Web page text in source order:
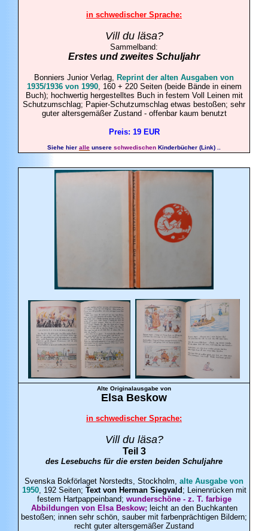
in schwedischer Sprache:
Vill du läsa?
Sammelband:
Erstes und zweites Schuljahr
Bonniers Junior Verlag, Reprint der alten Ausgaben von
1935/1936 von 1990, 160 + 220 Seiten (beide Bände in einem
Buch); hochwertig hergestelltes Buch in festem Voll Leinen mit
Schutzumschlag; Papier-Schutzumschlag etwas bestoßen; sehr
guter altersgemäßer Zustand - offenbar kaum benutzt
Preis: 19 EUR
Siehe hier alle unsere schwedischen Kinderbücher (Link) ..
Alte Originalausgabe von
Elsa Beskow
in schwedischer Sprache:
Vill du läsa?
Teil 3
des Lesebuchs für die ersten beiden Schuljahre
Svenska Bokförlaget Norstedts, Stockholm, alte Ausgabe von
1950, 192 Seiten; Text von Herman Siegvald ; Leinenrücken mit
festem Hartpappeinband; wunderschöne - z. T. farbige
Abbildungen von Elsa Beskow; leicht an den Buchkanten
bestoßen; innen sehr schön, sauber mit farbenprächtigen Bildern;
recht guter altersgemäßer Zustand